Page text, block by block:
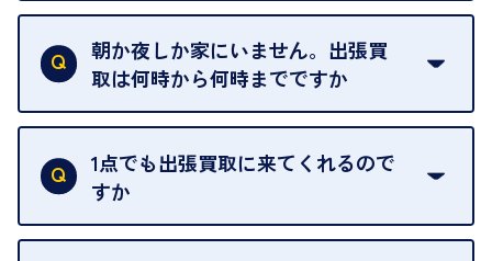
ご自宅以外での査定はお引き受けできません。ご指
定のお店や、ほかのお客様への迷惑となることが考
えられるためです。
朝か夜しか家にいません。出張買
取は何時から何時までですか
ご訪問可能時間は、10時から19時です。
ただし、お品物の種類や量によっては対応させてい
ただくことがあります。
1点でも出張買取に来てくれるので
すか
はい。1点でもお伺いします。